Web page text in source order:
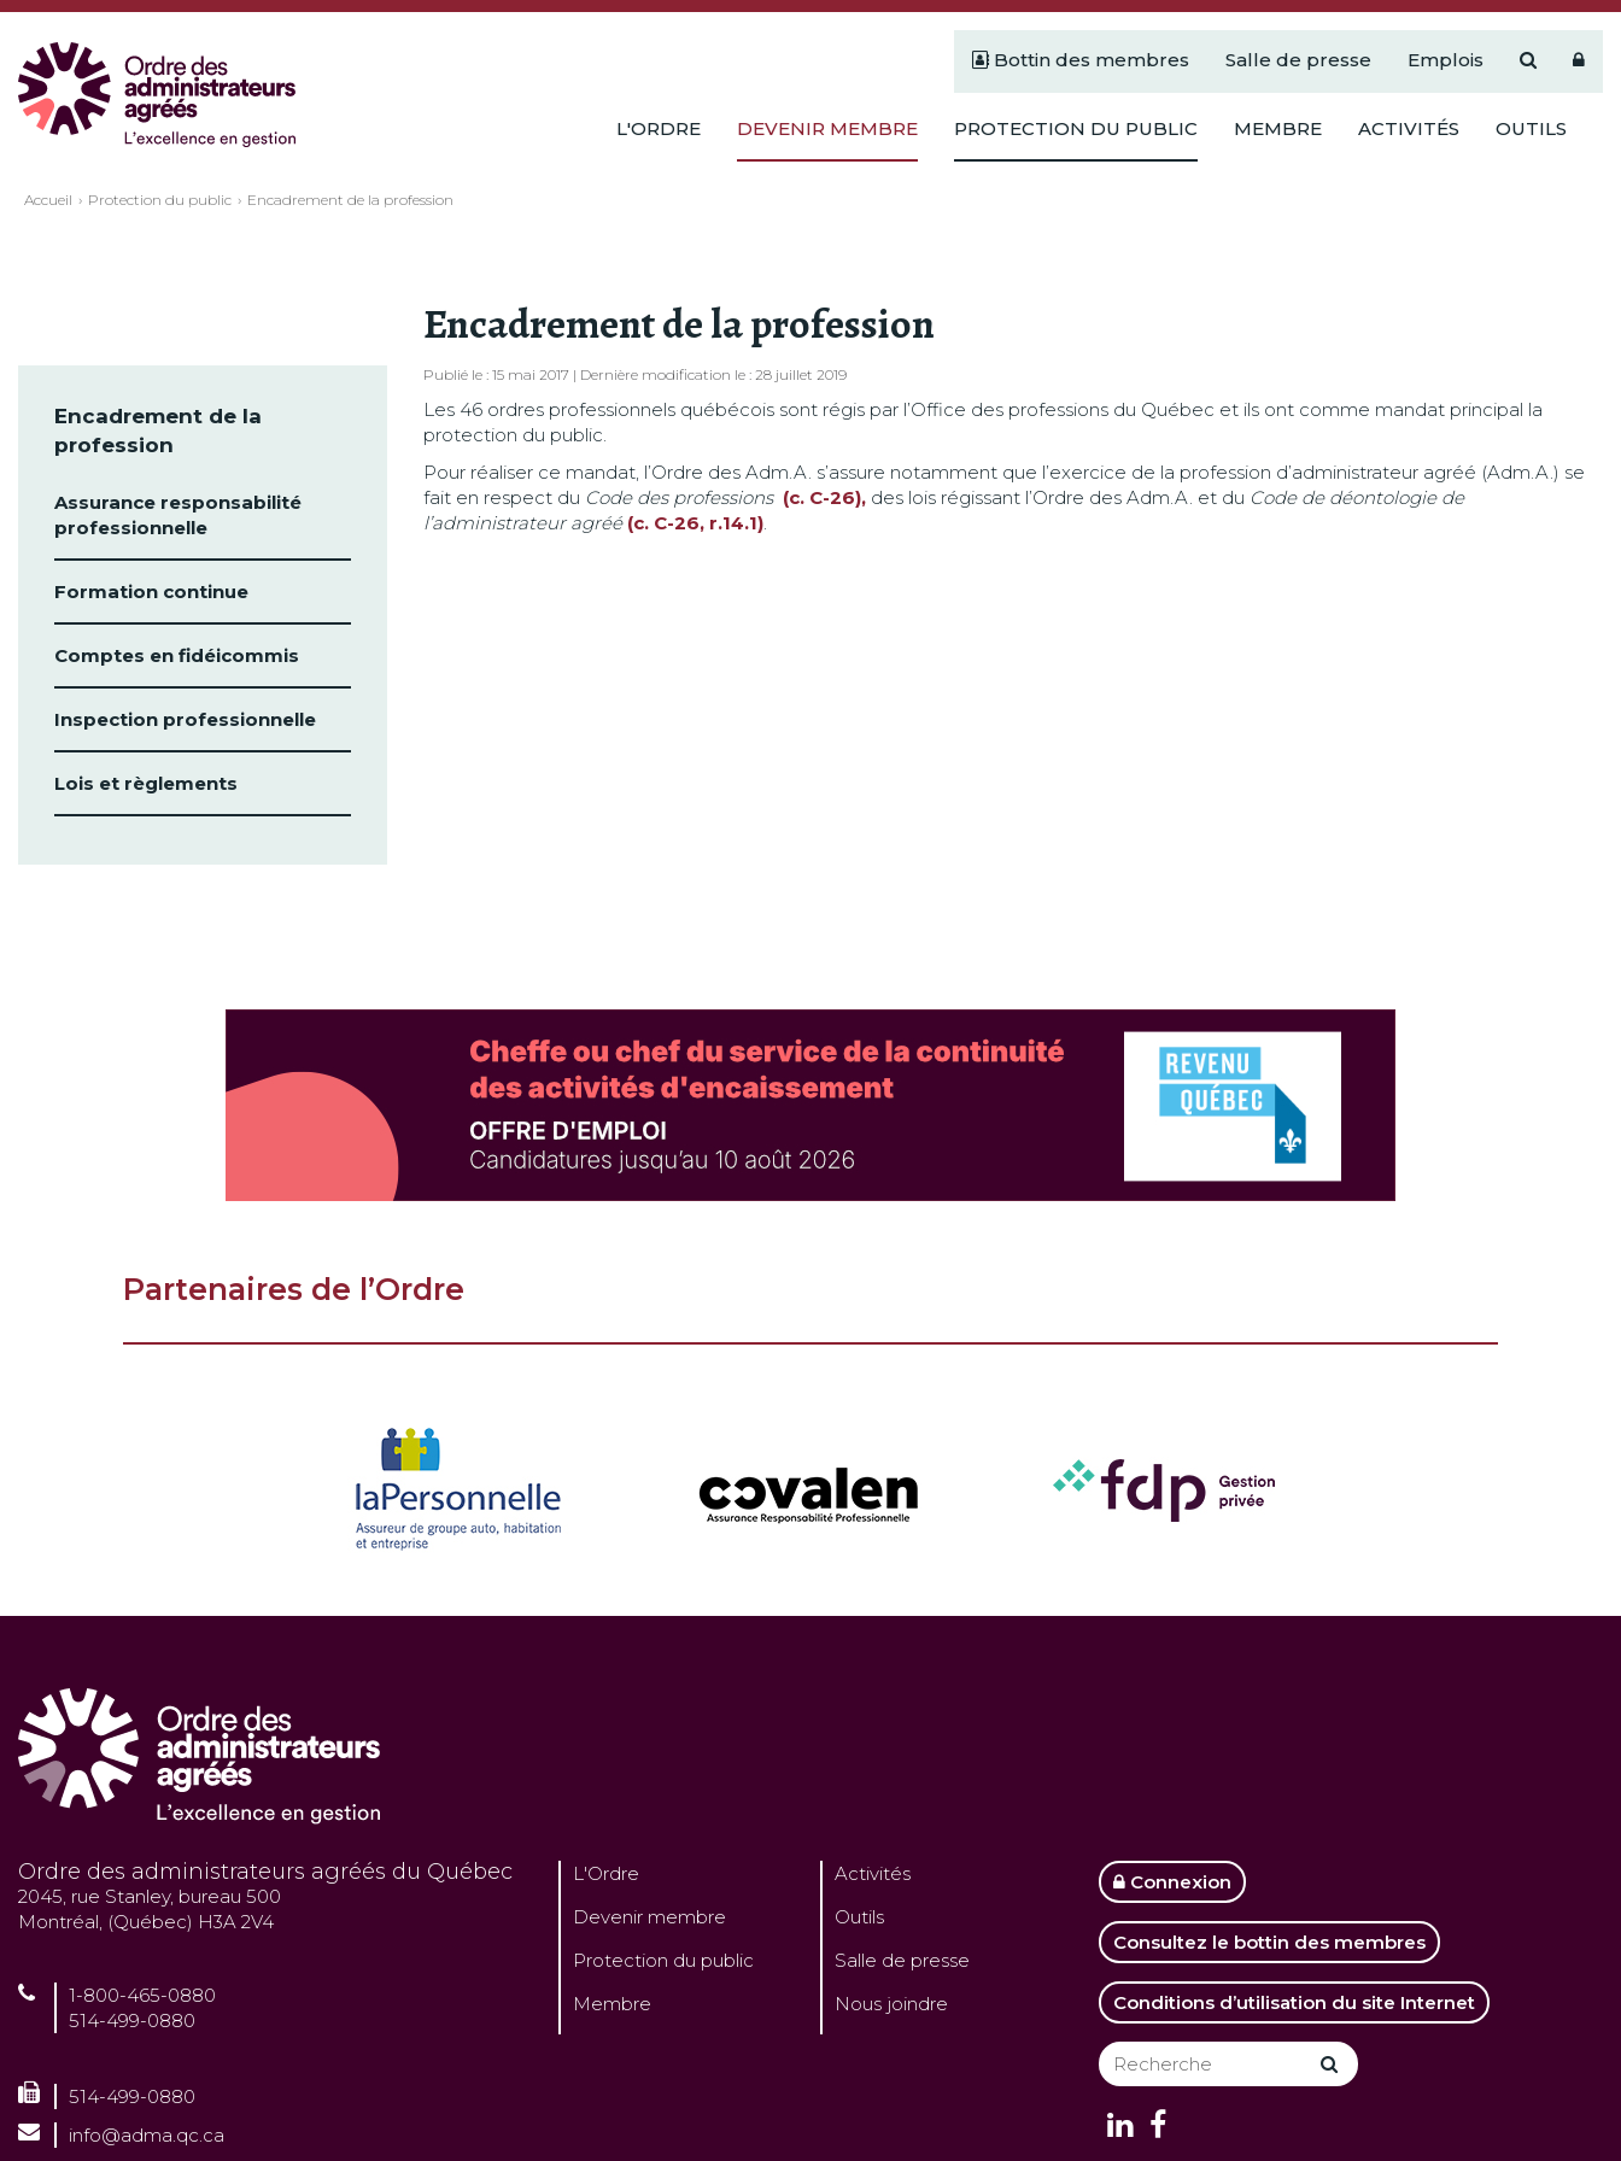
Bottin des membres Salle de presse Emplois
L'ORDRE DEVENIR MEMBRE PROTECTION DU PUBLIC MEMBRE ACTIVITÉS OUTILS
Accueil Protection du public Encadrement de la profession
Encadrement de la
profession
Assurance responsabilité
professionnelle
Formation continue
Comptes en fidéicommis
Inspection professionnelle
Lois et règlements
Encadrement de la profession
Publié le : 15 mai 2017 | Dernière modification le : 28 juillet 2019
Les 46 ordres professionnels québécois sont régis par l’Office des professions du Québec et ils ont comme mandat principal la
protection du public.
Pour réaliser ce mandat, l’Ordre des Adm.A. s’assure notamment que l’exercice de la profession d’administrateur agréé (Adm.A.) se
fait en respect du Code des professions (c. C-26), des lois régissant l’Ordre des Adm.A. et du Code de déontologie de
l’administrateur agréé (c. C-26, r.14.1).
Partenaires de l’Ordre
Ordre des administrateurs agréés du Québec
2045, rue Stanley, bureau 500
Montréal, (Québec) H3A 2V4
1-800-465-0880
514-499-0880
514-499-0880
info@adma.qc.ca
L'Ordre
Devenir membre
Protection du public
Membre
Activités
Outils
Salle de presse
Nous joindre
Connexion
Consultez le bottin des membres
Conditions d’utilisation du site Internet